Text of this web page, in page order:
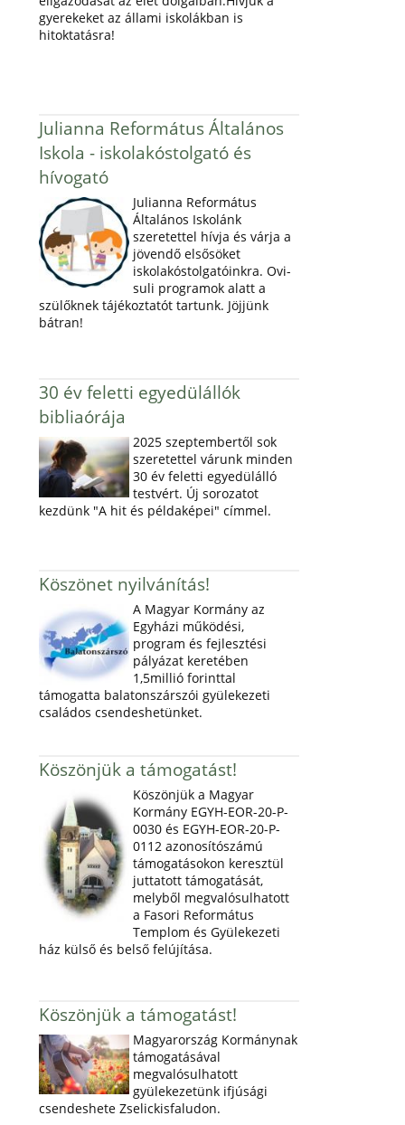
gyerekeket az állami iskolákban is
hitoktatásra!
Julianna Református Általános
Iskola - iskolakóstolgató és
hívogató
Julianna Református
Általános Iskolánk
szeretettel hívja és várja a
jövendő elsősöket
iskolakóstolgatóinkra. Ovi-
suli programok alatt a
szülőknek tájékoztatót tartunk. Jöjjünk
bátran!
30 év feletti egyedülállók
bibliaórája
2025 szeptembertől sok
szeretettel várunk minden
30 év feletti egyedülálló
testvért. Új sorozatot
kezdünk "A hit és példaképei" címmel.
Köszönet nyilvánítás!
A Magyar Kormány az
Egyházi működési,
program és fejlesztési
pályázat keretében
1,5millió forinttal
támogatta balatonszárszói gyülekezeti
családos csendeshetünket.
Köszönjük a támogatást!
Köszönjük a Magyar
Kormány EGYH-EOR-20-P-
0030 és EGYH-EOR-20-P-
0112 azonosítószámú
támogatásokon keresztül
juttatott támogatását,
melyből megvalósulhatott
a Fasori Református
Templom és Gyülekezeti
ház külső és belső felújítása.
Köszönjük a támogatást!
Magyarország Kormánynak
támogatásával
megvalósulhatott
gyülekezetünk ifjúsági
csendeshete Zselickisfaludon.